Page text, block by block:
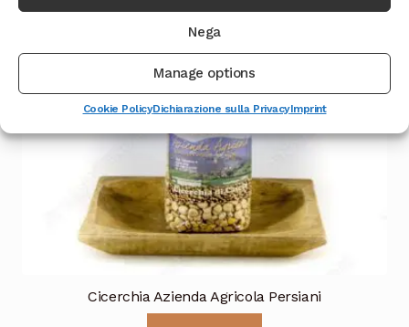
Nega
Manage options
Cookie PolicyDichiarazione sulla PrivacyImprint
Cicerchia Azienda Agricola Persiani